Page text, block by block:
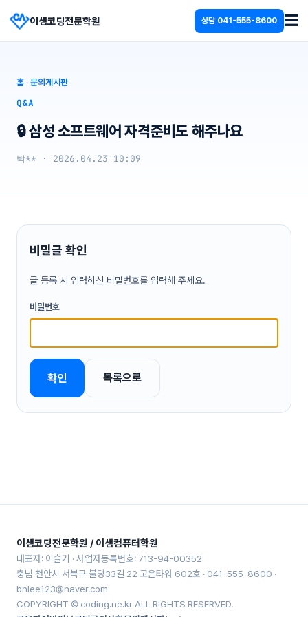
이샘코딩전문학원 상담 041-555-8600 ☰
홈 · 문의게시판
Q&A
🔒 삼성 소프트웨어 자격준비도 해주나요
박** · 2026.04.23 10:09
비밀글 확인
글 등록 시 입력하신 비밀번호를 입력해 주세요.
비밀번호
확인 목록으로
이샘코딩전문학원 / 이샘컴퓨터학원
대표자: 이슬기 · 사업자등록번호: 713-94-00352
충남 천안시 서북구 불당33길 22 고은타워 602호 · 041-555-8600 ·
bnlee123@naver.com
COPYRIGHT © coding.ne.kr ALL RIGHTS RESERVED.